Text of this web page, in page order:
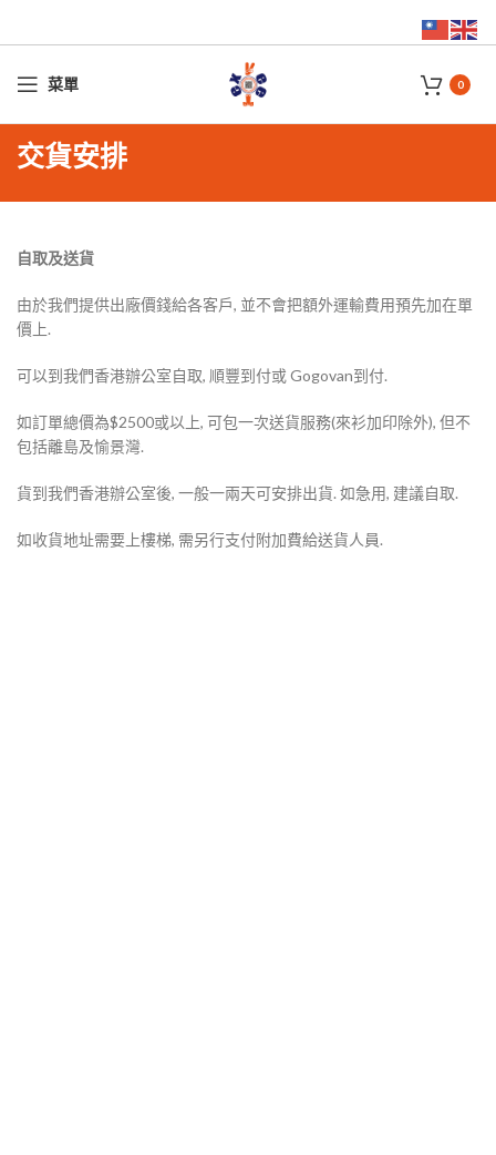
菜單 0
交貨安排
自取及送貨
由於我們提供出廠價錢給各客戶, 並不會把額外運輸費用預先加在單
價上.
可以到我們香港辦公室自取, 順豐到付或 Gogovan到付.
如訂單總價為$2500或以上, 可包一次送貨服務(來衫加印除外), 但不
包括離島及愉景灣.
貨到我們香港辦公室後, 一般一兩天可安排出貨. 如急用, 建議自取.
如收貨地址需要上樓梯, 需另行支付附加費給送貨人員.